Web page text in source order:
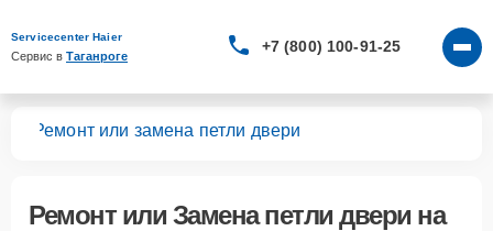
Servicecenter Haier
Сервис в Таганроге
+7 (800) 100-91-25
Ремонт или замена петли двери
Ремонт или Замена петли двери на